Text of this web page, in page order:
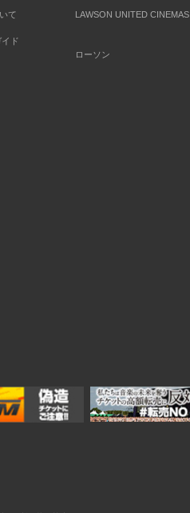
て
ド
LAWSON UNITED CINEMAS
ローソン